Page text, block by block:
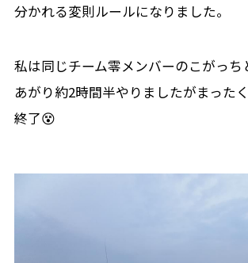
分かれる変則ルールになりました。
私は同じチーム零メンバーのこがっち
あがり約2時間半やりましたがまった
終了😵